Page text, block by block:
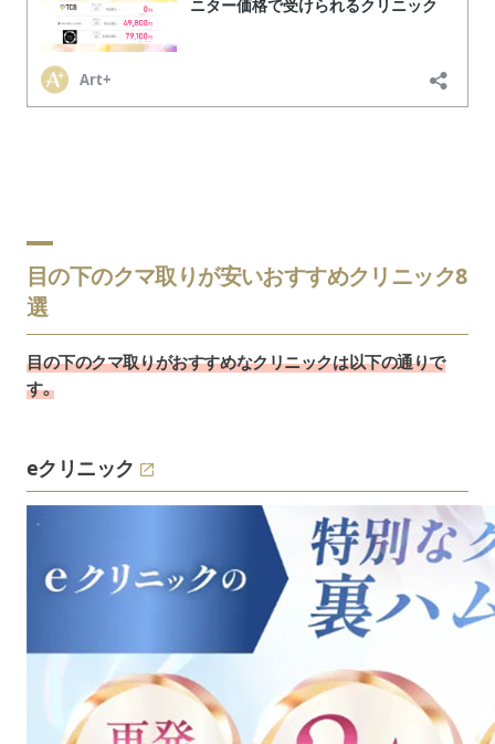
目の下のクマ取りが安いおすすめクリニック8
選
目の下のクマ取りがおすすめなクリニックは以下の通りで
す。
eクリニック